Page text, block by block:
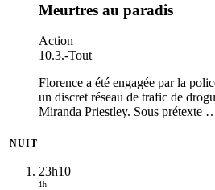
Meurtres au paradis
Action
10.3.-Tout
Florence a été engagée par la
un discret réseau de trafic de
Miranda Priestley. Sous prétexte
NUIT
23h10
1h